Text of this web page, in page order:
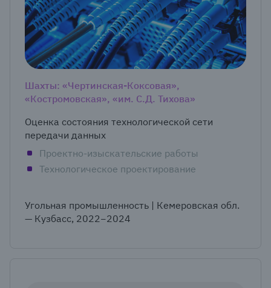
Шахты: «Чертинская-Коксовая»,
«Костромовская», «им. С.Д. Тихова»
Оценка состояния технологической сети
передачи данных
Проектно-изыскательские работы
Технологическое проектирование
Угольная промышленность | Кемеровская обл.
— Кузбасс, 2022−2024